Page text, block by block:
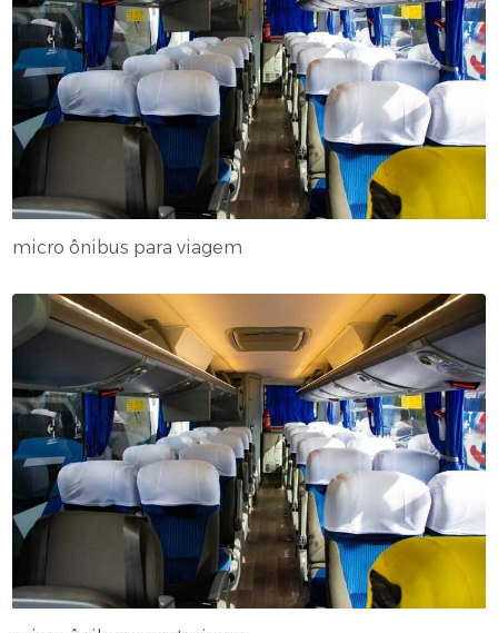
micro ônibus para viagem